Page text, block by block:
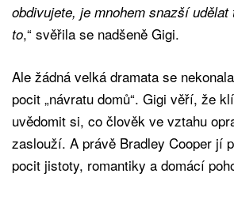
obdivujete, je mnohem snazší
to,“ svěřila se nadšeně Gigi.
Ale žádná velká dramata se
pocit „návratu domů“. Gigi věří, že
uvědomit si, co člověk ve vztahu
zaslouží. A právě Bradley Cooper jí
pocit jistoty, romantiky a domácí